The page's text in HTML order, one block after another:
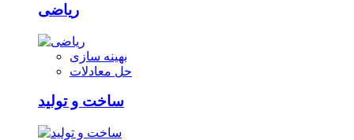
ریاضی
بهینه سازی
حل معادلات
ساخت و تولید